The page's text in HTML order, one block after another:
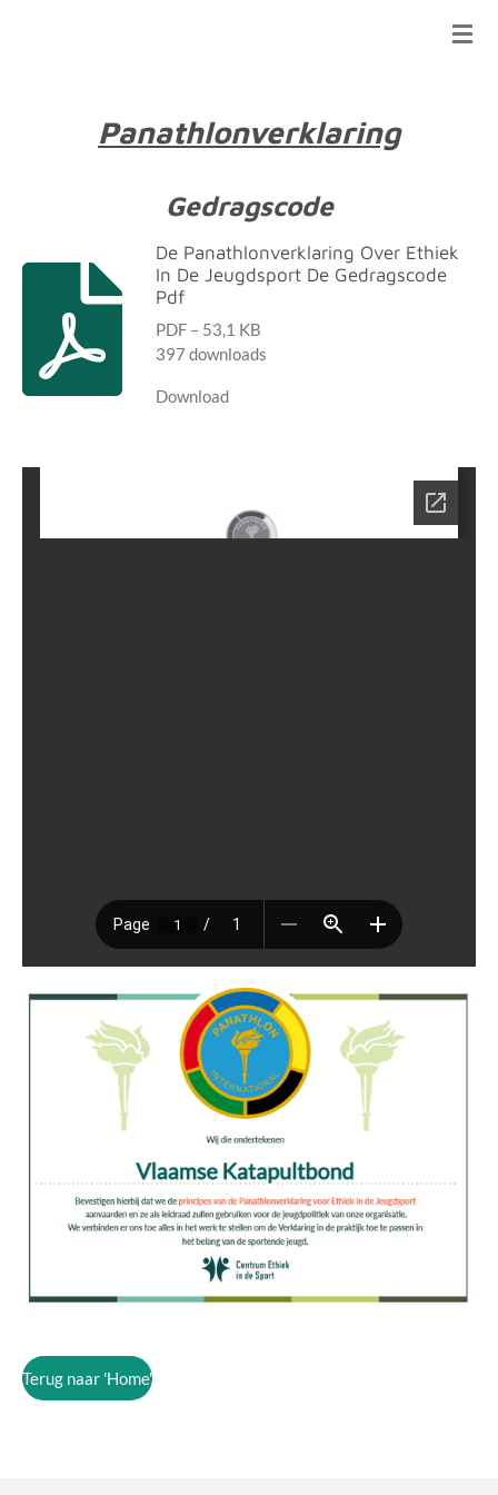
hoofdinhoudPanathlonverklaring
Gedragscode
De Panathlonverklaring Over Ethiek
In De Jeugdsport De Gedragscode
Pdf
PDF – 53,1 KB
397 downloads
Download
Terug naar 'Home'